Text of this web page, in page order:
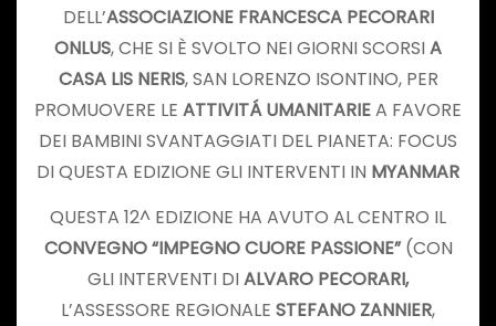
DELL’ASSOCIAZIONE FRANCESCA PECORARI
ONLUS, CHE SI È SVOLTO NEI GIORNI SCORSIA
CASA LIS NERIS, SAN LORENZO ISONTINO, PER
PROMUOVERE LE ATTIVITÁ UMANITARIEA FAVORE
DEI BAMBINI SVANTAGGIATI DEL PIANETA: FOCUS
DI QUESTA EDIZIONE GLI INTERVENTI IN MYANMAR
QUESTA 12^ EDIZIONE HA AVUTO AL CENTRO IL
CONVEGNO “IMPEGNO CUORE PASSIONE”(CON
GLI INTERVENTI DIALVARO PECORARI,
L’ASSESSORE REGIONALE STEFANO ZANNIER,